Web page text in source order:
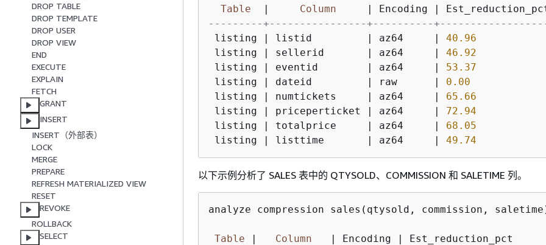
DROP TABLE
DROP TEMPLATE
DROP USER
DROP VIEW
END
EXECUTE
EXPLAIN
FETCH
GRANT
INSERT
INSERT（外部表）
LOCK
MERGE
PREPARE
REFRESH MATERIALIZED VIEW
RESET
REVOKE
ROLLBACK
SELECT
Table | Column | Encoding
|
---------+----------------+----------
listing
| listid | az64 |
40.96
listing
| sellerid | az64 |
46.92
listing
| eventid | az64 |
53.37
listing
| dateid | raw |
0.00
listing
| numtickets | az64 |
65.66
listing
| priceperticket | az64 |
72.94
listing
| totalprice | az64 |
68.05
listing
| listtime | az64 | 49.74
以下示例分析了 SALES 表中的 QTYSOLD、COMMISSION 和 SALETIME 列。
analyze compression sales(qtysold, commission,
Table | Column | Encoding |